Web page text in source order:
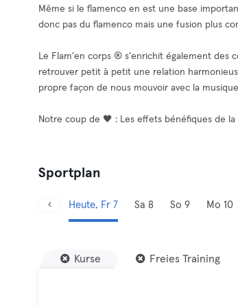
Même si le flamenco en est une base
donc pas du flamenco mais une fusion plus
Le Flam'en corps ® s'enrichit également des
retrouver petit à petit une relation
propre façon de nous mouvoir avec la
Notre coup de 🖤 : Les effets bénéfiques de
Sportplan
Heute, Fr 7 Sa 8 So 9 Mo 10
Kurse Freies Training